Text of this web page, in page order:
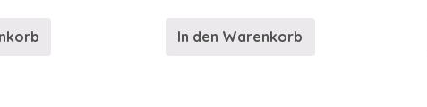
In den Warenkorb